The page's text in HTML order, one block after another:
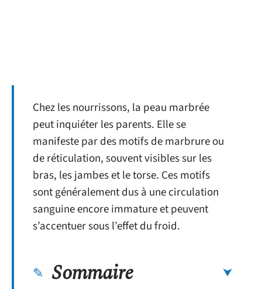
Chez les nourrissons, la peau marbrée
peut inquiéter les parents. Elle se
manifeste par des motifs de marbrure ou
de réticulation, souvent visibles sur les
bras, les jambes et le torse. Ces motifs
sont généralement dus à une circulation
sanguine encore immature et peuvent
s’accentuer sous l’effet du froid.
Sommaire